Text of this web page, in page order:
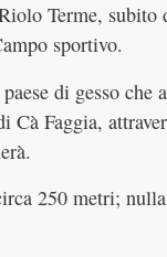
Terme,
sportivo.
di gesso che
Faggia,
250 metri;